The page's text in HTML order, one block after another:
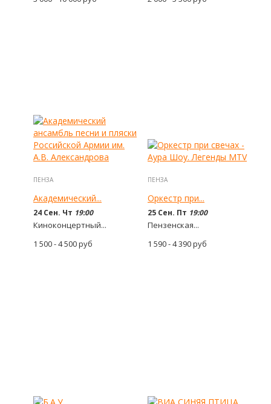
ПЕНЗА
Академический...
24 Сен. Чт 19:00
Киноконцертный...
1 500 - 4 500руб
ПЕНЗА
Оркестр при...
25 Сен. Пт 19:00
Пензенская...
1 590 - 4 390руб